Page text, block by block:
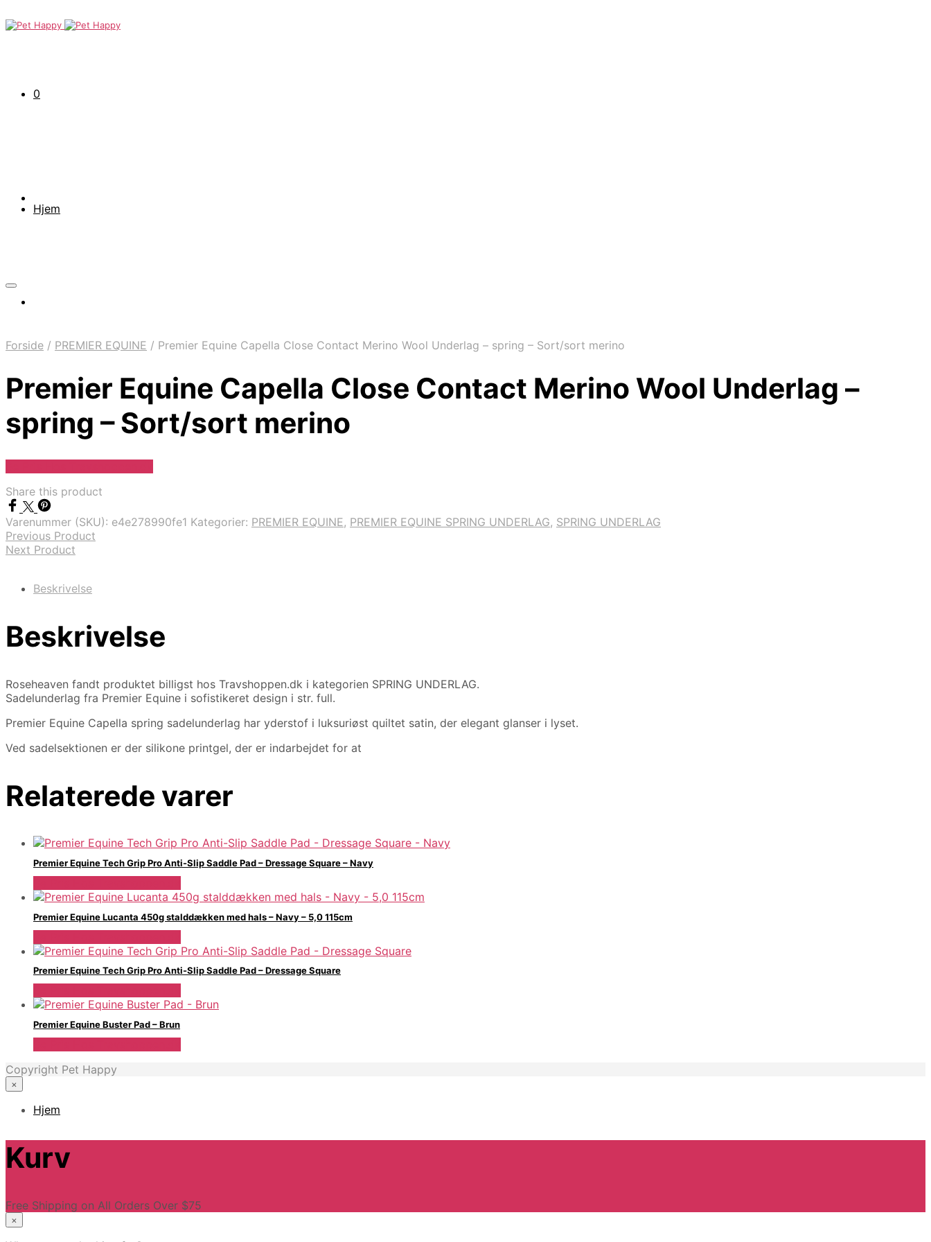
0
Hjem
Forside / PREMIER EQUINE / Premier Equine Capella Close Contact Merino Wool Underlag – spring – Sort/sort merino
Premier Equine Capella Close Contact Merino Wool Underlag –
spring – Sort/sort merino
Share this product
Varenummer (SKU): e4e278990fe1 Kategorier: PREMIER EQUINE, PREMIER EQUINE SPRING UNDERLAG, SPRING UNDERLAG
Previous Product
Next Product
Beskrivelse
Beskrivelse
Roseheaven fandt produktet billigst hos Travshoppen.dk i kategorien SPRING UNDERLAG.
Sadelunderlag fra Premier Equine i sofistikeret design i str. full.
Premier Equine Capella spring sadelunderlag har yderstof i luksuriøst quiltet satin, der elegant glanser i lyset.
Ved sadelsektionen er der silikone printgel, der er indarbejdet for at
Relaterede varer
Premier Equine Tech Grip Pro Anti-Slip Saddle Pad – Dressage Square – Navy
Premier Equine Lucanta 450g stalddækken med hals – Navy – 5,0 115cm
Premier Equine Tech Grip Pro Anti-Slip Saddle Pad – Dressage Square
Premier Equine Buster Pad – Brun
Copyright Pet Happy
×
Hjem
Kurv
Free Shipping on All Orders Over $75
×